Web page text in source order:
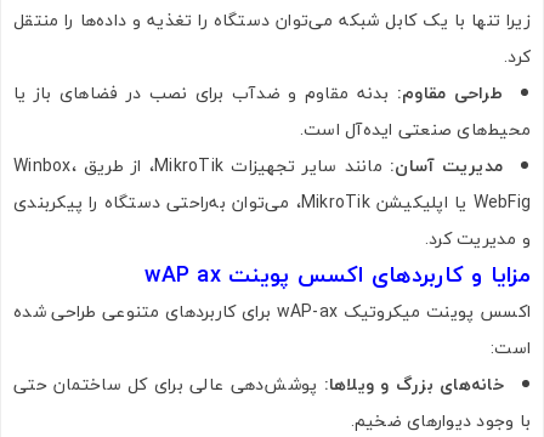
زیرا تنها با یک کابل شبکه می‌توان دستگاه را تغذیه و داده‌ها را منتقل
کرد.
طراحی مقاوم: بدنه مقاوم و ضدآب برای نصب در فضاهای باز یا
محیط‌های صنعتی ایده‌آل است.
مدیریت آسان:
مانند سایر تجهیزات MikroTik، از طریق Winbox،
WebFig یا اپلیکیشن MikroTik، می‌توان به‌راحتی دستگاه را پیکربندی
و مدیریت کرد.
مزایا و کاربردهای اکسس پوینت wAP ax
اکسس پوینت میکروتیک wAP-ax برای کاربردهای متنوعی طراحی شده
است:
خانه‌های بزرگ و ویلاها: پوشش‌دهی عالی برای کل ساختمان حتی
با وجود دیوارهای ضخیم.